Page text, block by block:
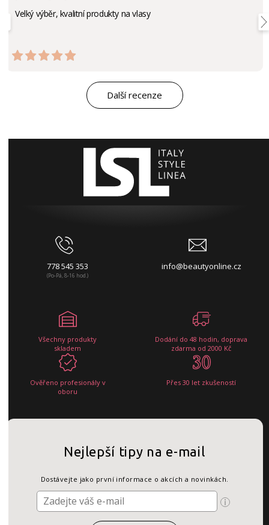
Velký výběr, kvalitní produkty na vlasy
Další recenze
778 545 353
(Po-Pá, 8-16 hod.)
info@beautyonline.cz
Všechny produkty
skladem
Dodání do 48 hodin, doprava
zdarma od 2000 Kč
Ověřeno profesionály v
oboru
Přes 30 let zkušeností
Nejlepší tipy na e-mail
Dostávejte jako první informace o akcích a novinkách.